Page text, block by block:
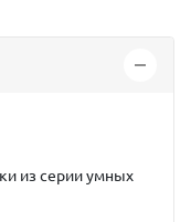
из серии умных